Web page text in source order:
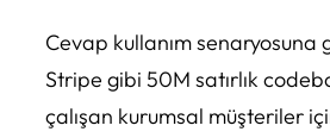
Cevap kullanım senaryosuna
Stripe gibi 50M satırlık
çalışan kurumsal müşteriler